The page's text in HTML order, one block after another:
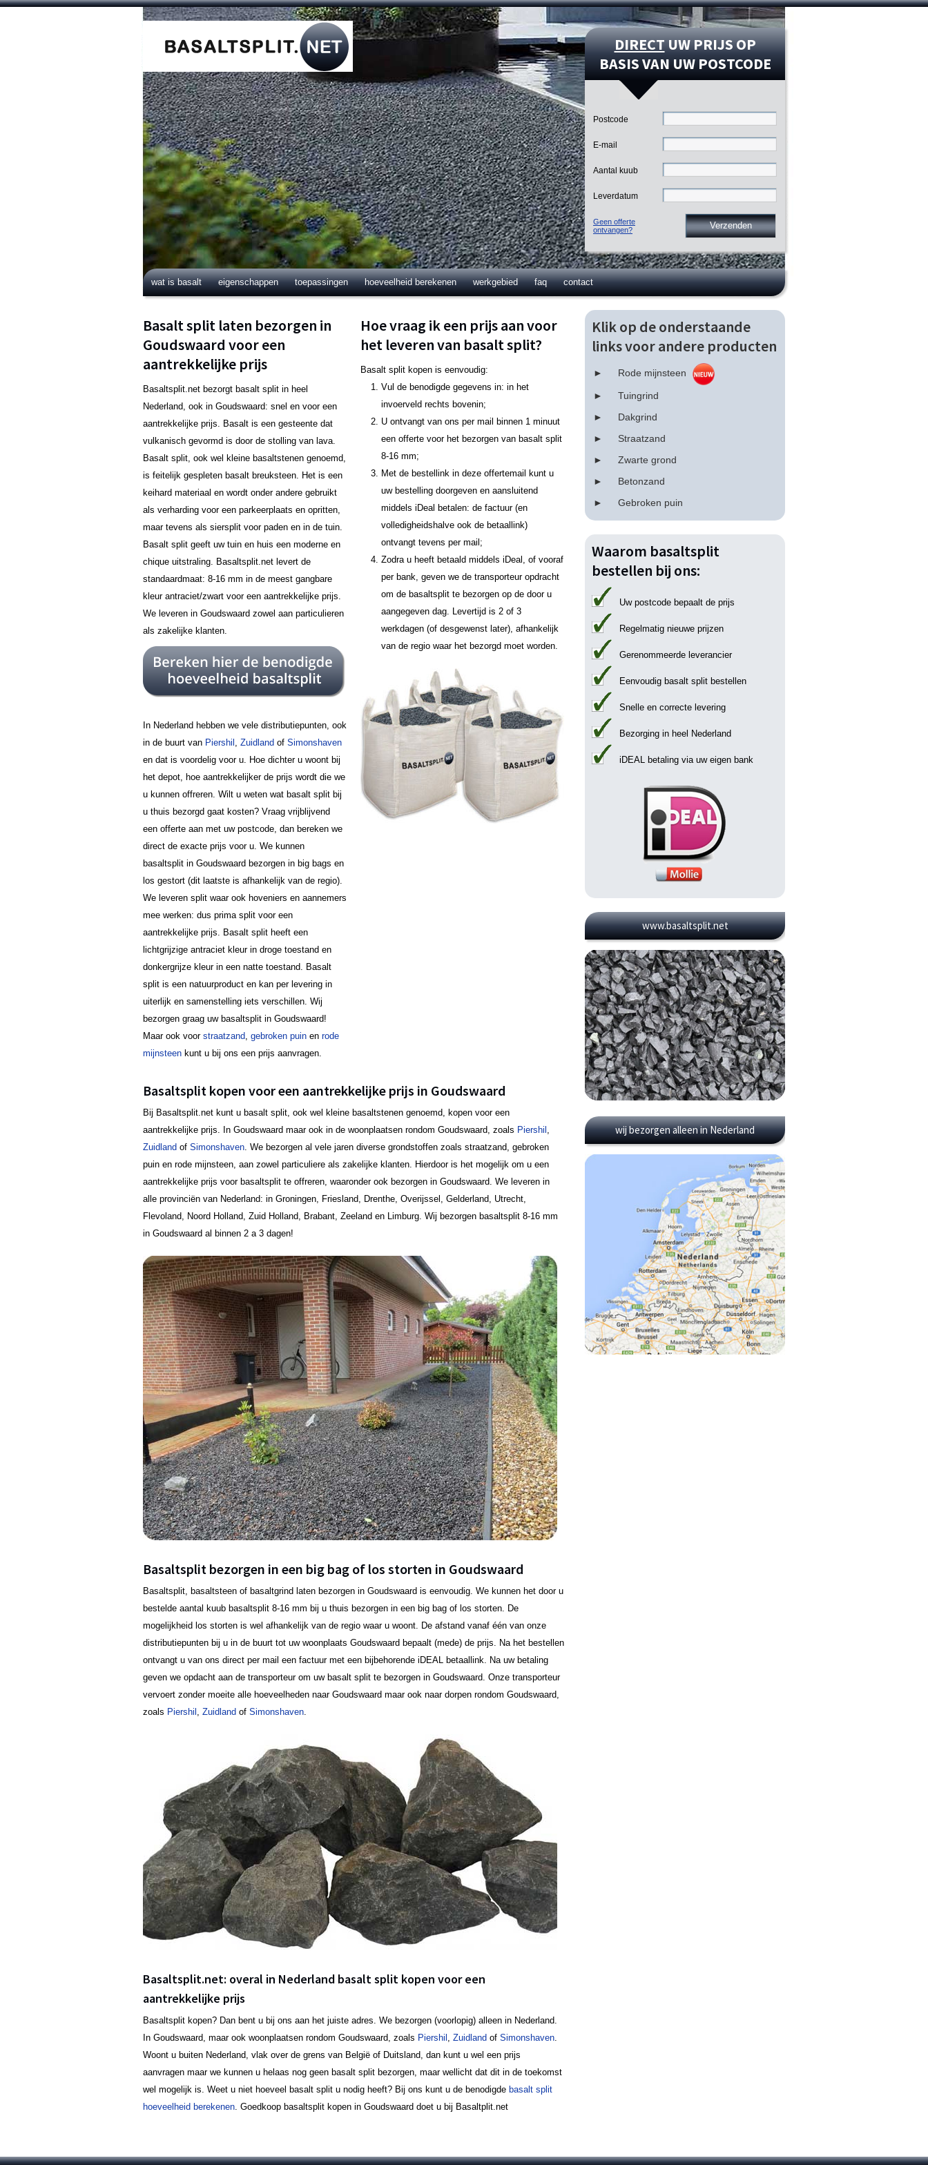
DIRECTUW PRIJS OP
BASIS VAN UW POSTCODE
Geen offerte
ontvangen?
Postcode
E-mail
Aantal kuub
Leverdatum
wat is basalt eigenschappen toepassingen hoeveelheid berekenen werkgebied faq contact
Basalt split laten bezorgen in
Goudswaard voor een
aantrekkelijke prijs
Basaltsplit.net bezorgt basalt split in heel
Nederland, ook in Goudswaard: snel en voor een
aantrekkelijke prijs. Basalt is een gesteente dat
vulkanisch gevormd is door de stolling van lava.
Basalt split, ook wel kleine basaltstenen genoemd,
is feitelijk gespleten basalt breuksteen. Het is een
keihard materiaal en wordt onder andere gebruikt
als verharding voor een parkeerplaats en opritten,
maar tevens als siersplit voor paden en in de tuin.
Basalt split geeft uw tuin en huis een moderne en
chique uitstraling. Basaltsplit.net levert de
standaardmaat: 8-16 mm in de meest gangbare
kleur antraciet/zwart voor een aantrekkelijke prijs.
We leveren in Goudswaard zowel aan particulieren
als zakelijke klanten.
In Nederland hebben we vele distributiepunten, ook
in de buurt van Piershil , Zuidland of Simonshaven
en dat is voordelig voor u. Hoe dichter u woont bij
het depot, hoe aantrekkelijker de prijs wordt die we
u kunnen offreren. Wilt u weten wat basalt split bij
u thuis bezorgd gaat kosten? Vraag vrijblijvend
een offerte aan met uw postcode, dan bereken we
direct de exacte prijs voor u. We kunnen
basaltsplit in Goudswaard bezorgen in big bags en
los gestort (dit laatste is afhankelijk van de regio).
We leveren split waar ook hoveniers en aannemers
mee werken: dus prima split voor een
aantrekkelijke prijs. Basalt split heeft een
lichtgrijzige antraciet kleur in droge toestand en
donkergrijze kleur in een natte toestand. Basalt
split is een natuurproduct en kan per levering in
uiterlijk en samenstelling iets verschillen. Wij
bezorgen graag uw basaltsplit in Goudswaard!
Maar ook voor straatzand, gebroken puin en rode
mijnsteen kunt u bij ons een prijs aanvragen.
Hoe vraag ik een prijs aan voor
het leveren van basalt split?
Basalt split kopen is eenvoudig:
Vul de benodigde gegevens in: in het
invoerveld rechts bovenin;
U ontvangt van ons per mail binnen 1 minuut
een offerte voor het bezorgen van basalt split
8-16 mm;
Met de bestellink in deze offertemail kunt u
uw bestelling doorgeven en aansluitend
middels iDeal betalen: de factuur (en
volledigheidshalve ook de betaallink)
ontvangt tevens per mail;
Zodra u heeft betaald middels iDeal, of vooraf
per bank, geven we de transporteur opdracht
om de basaltsplit te bezorgen op de door u
aangegeven dag. Levertijd is 2 of 3
werkdagen (of desgewenst later), afhankelijk
van de regio waar het bezorgd moet worden.
Basaltsplit kopen voor een aantrekkelijke prijs in Goudswaard
Bij Basaltsplit.net kunt u basalt split, ook wel kleine basaltstenen genoemd, kopen voor een
aantrekkelijke prijs. In Goudswaard maar ook in de woonplaatsen rondom Goudswaard, zoals Piershil ,
Zuidland of Simonshaven. We bezorgen al vele jaren diverse grondstoffen zoals straatzand, gebroken
puin en rode mijnsteen, aan zowel particuliere als zakelijke klanten. Hierdoor is het mogelijk om u een
aantrekkelijke prijs voor basaltsplit te offreren, waaronder ook bezorgen in Goudswaard. We leveren in
alle provinciën van Nederland: in Groningen, Friesland, Drenthe, Overijssel, Gelderland, Utrecht,
Flevoland, Noord Holland, Zuid Holland, Brabant, Zeeland en Limburg. Wij bezorgen basaltsplit 8-16 mm
in Goudswaard al binnen 2 a 3 dagen!
Basaltsplit bezorgen in een big bag of los storten in Goudswaard
Basaltsplit, basaltsteen of basaltgrind laten bezorgen in Goudswaard is eenvoudig. We kunnen het door u
bestelde aantal kuub basaltsplit 8-16 mm bij u thuis bezorgen in een big bag of los storten. De
mogelijkheid los storten is wel afhankelijk van de regio waar u woont. De afstand vanaf één van onze
distributiepunten bij u in de buurt tot uw woonplaats Goudswaard bepaalt (mede) de prijs. Na het bestellen
ontvangt u van ons direct per mail een factuur met een bijbehorende iDEAL betaallink. Na uw betaling
geven we opdacht aan de transporteur om uw basalt split te bezorgen in Goudswaard. Onze transporteur
vervoert zonder moeite alle hoeveelheden naar Goudswaard maar ook naar dorpen rondom Goudswaard,
zoals Piershil , Zuidland of Simonshaven.
Basaltsplit.net: overal in Nederland basalt split kopen voor een
aantrekkelijke prijs
Basaltsplit kopen? Dan bent u bij ons aan het juiste adres. We bezorgen (voorlopig) alleen in Nederland.
In Goudswaard, maar ook woonplaatsen rondom Goudswaard, zoals Piershil , Zuidland of Simonshaven.
Woont u buiten Nederland, vlak over de grens van België of Duitsland, dan kunt u wel een prijs
aanvragen maar we kunnen u helaas nog geen basalt split bezorgen, maar wellicht dat dit in de toekomst
wel mogelijk is. Weet u niet hoeveel basalt split u nodig heeft? Bij ons kunt u de benodigde basalt split
hoeveelheid berekenen. Goedkoop basaltsplit kopen in Goudswaard doet u bij Basaltplit.net
Klik op de onderstaande
links voor andere producten
Rode mijnsteen
Tuingrind
Dakgrind
Straatzand
Zwarte grond
Betonzand
Gebroken puin
Waarom basaltsplit
bestellen bij ons:
Uw postcode bepaalt de prijs
Regelmatig nieuwe prijzen
Gerenommeerde leverancier
Eenvoudig basalt split bestellen
Snelle en correcte levering
Bezorging in heel Nederland
iDEAL betaling via uw eigen bank
www.basaltsplit.net
wij bezorgen alleen in Nederland